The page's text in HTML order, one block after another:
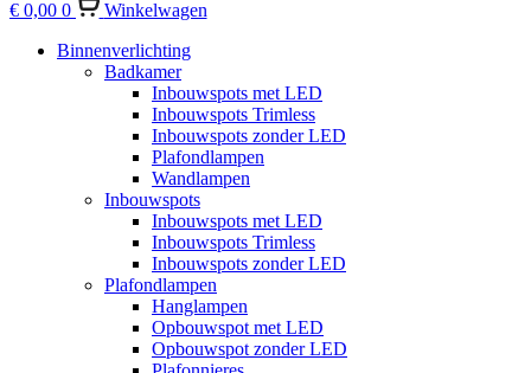
€ 0,00 0
Winkelwagen
Binnenverlichting
Badkamer
Inbouwspots met LED
Inbouwspots Trimless
Inbouwspots zonder LED
Plafondlampen
Wandlampen
Inbouwspots
Inbouwspots met LED
Inbouwspots Trimless
Inbouwspots zonder LED
Plafondlampen
Hanglampen
Opbouwspot met LED
Opbouwspot zonder LED